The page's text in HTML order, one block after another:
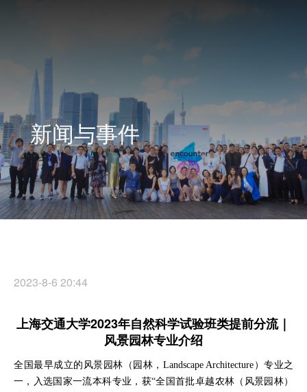
新闻与事件
2023-8-6 20:44
​上海交通大学2023年自然科学试验班类提前分流｜
风景园林专业介绍
全国最早成立的风景园林（园林，Landscape Architecture）专业之
一，入选国家一流本科专业，获“全国首批卓越农林（风景园林）